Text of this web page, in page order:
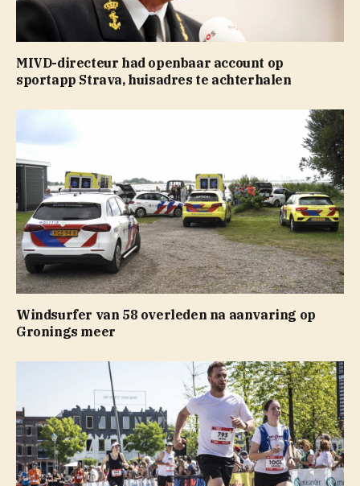
MIVD-directeur had openbaar account op
sportapp Strava, huisadres te achterhalen
Windsurfer van 58 overleden na aanvaring op
Gronings meer